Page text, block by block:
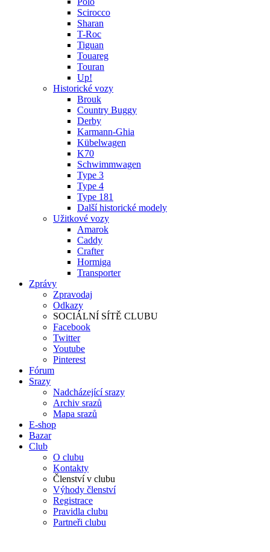
Scirocco
Sharan
T-Roc
Tiguan
Touareg
Touran
Up!
Historické vozy
Brouk
Country Buggy
Derby
Karmann-Ghia
Kübelwagen
K70
Schwimmwagen
Type 3
Type 4
Type 181
Další historické modely
Užitkové vozy
Amarok
Caddy
Crafter
Hormiga
Transporter
Zprávy
Zpravodaj
Odkazy
SOCIÁLNÍ SÍTĚ CLUBU
Facebook
Twitter
Youtube
Pinterest
Fórum
Srazy
Nadcházející srazy
Archiv srazů
Mapa srazů
E-shop
Bazar
Club
O clubu
Kontakty
Členství v clubu
Výhody členství
Registrace
Pravidla clubu
Partneři clubu